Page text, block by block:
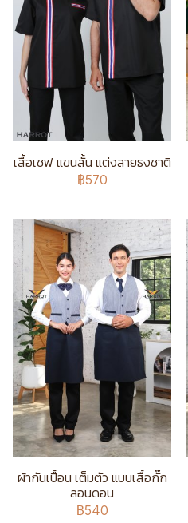
เสื้อเชฟ แขนสั้น แต่งลายธงชาติ
฿570
ผ้ากันเปื้อน เต็มตัว แบบเสื้อกั๊ก
ลอนดอน
฿540